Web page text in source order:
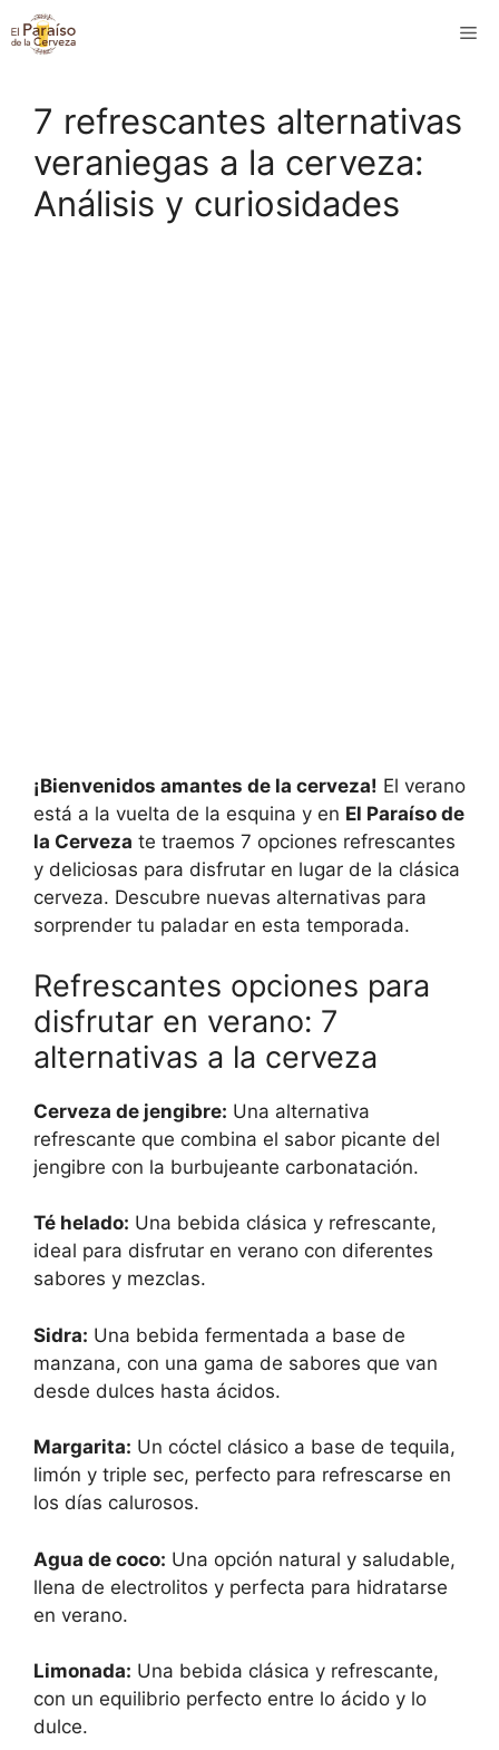
Saltar
al
7 refrescantes alternativas
veraniegas a la cerveza:
Análisis y curiosidades
¡Bienvenidos amantes de la cerveza! El verano
está a la vuelta de la esquina y en El Paraíso de
la Cerveza te traemos 7 opciones refrescantes
y deliciosas para disfrutar en lugar de la clásica
cerveza. Descubre nuevas alternativas para
sorprender tu paladar en esta temporada.
Refrescantes opciones para
disfrutar en verano: 7
alternativas a la cerveza
Cerveza de jengibre: Una alternativa
refrescante que combina el sabor picante del
jengibre con la burbujeante carbonatación.
Té helado: Una bebida clásica y refrescante,
ideal para disfrutar en verano con diferentes
sabores y mezclas.
Sidra: Una bebida fermentada a base de
manzana, con una gama de sabores que van
desde dulces hasta ácidos.
Margarita: Un cóctel clásico a base de tequila,
limón y triple sec, perfecto para refrescarse en
los días calurosos.
Agua de coco: Una opción natural y saludable,
llena de electrolitos y perfecta para hidratarse
en verano.
Limonada: Una bebida clásica y refrescante,
con un equilibrio perfecto entre lo ácido y lo
dulce.